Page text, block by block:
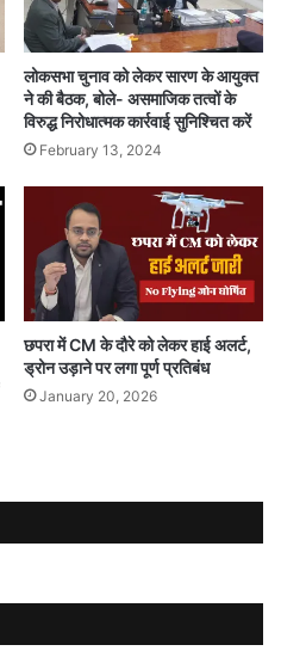
लोकसभा चुनाव को लेकर सारण के आयुक्त
ने की बैठक, बोले- असमाजिक तत्वों के
विरुद्ध निरोधात्मक कार्रवाई सुनिश्चित करें
February 13, 2024
छपरा में CM के दौरे को लेकर हाई अलर्ट,
ड्रोन उड़ाने पर लगा पूर्ण प्रतिबंध
January 20, 2026